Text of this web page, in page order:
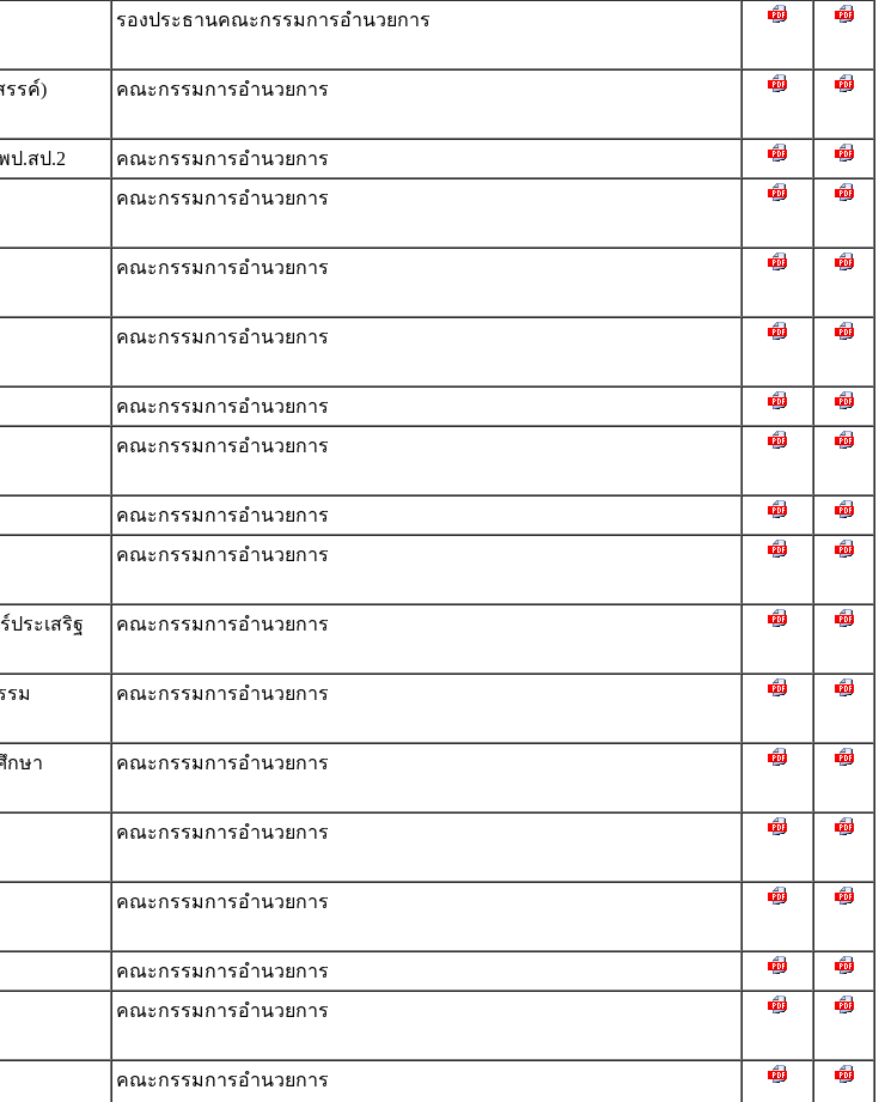
รองประธานคณะกรรมการอำนวยการ
รรค์)
คณะกรรมการอำนวยการ
ป.สป.2
คณะกรรมการอำนวยการ
คณะกรรมการอำนวยการ
คณะกรรมการอำนวยการ
คณะกรรมการอำนวยการ
คณะกรรมการอำนวยการ
คณะกรรมการอำนวยการ
คณะกรรมการอำนวยการ
คณะกรรมการอำนวยการ
ประเสริฐ
คณะกรรมการอำนวยการ
รม
คณะกรรมการอำนวยการ
กษา
คณะกรรมการอำนวยการ
คณะกรรมการอำนวยการ
คณะกรรมการอำนวยการ
คณะกรรมการอำนวยการ
คณะกรรมการอำนวยการ
คณะกรรมการอำนวยการ